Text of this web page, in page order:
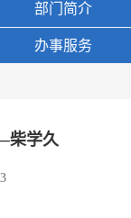
部门简介
办事服务
柴学久